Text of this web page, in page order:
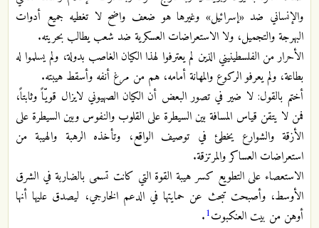
والإنساني ضد «إسرائيل» وغيرها هو ضعف واضح لا تغطيه جميع أدوات
البهرجة والتجميل، ولا الاستعراضات العسكرية ضد شعب يطالب بحريته.
الأحرار من الفلسطينيني الذين لم يعترفوا لهذا الكيان الغاصب بدولة، ولم يسلموا له
بطاعة، ولم يعرفو الركوع والمهانة أمامه، هم من مرغ أنفه وأسقط هيبته.
أختم بالقول: لا ضير في تصور البعض أن الكيان الصهيوني لايزال قويّاً وثابتاً،
فمن لا يتقن قياس المسافة بين السيطرة على القلوب والنفوس وبين السيطرة على
الأزقة والشوارع يخطئ في توصيف الواقع، وتأخذه الرهبة والهيبة من
استعراضات العساكر والمرتزقة.
الاستعصاء على التطويع كسر هيبة القوة التي كانت تسمى بالضاربة في الشرق
الأوسط، وأصبحت تبحث عن حمايتها في الدعم الخارجي، ليصدق عليها أنها
أوهن من بيت العنكبوت1
.